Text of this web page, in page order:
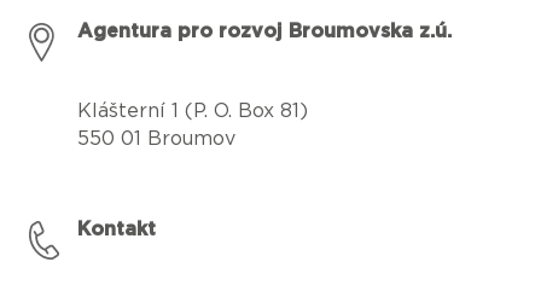
Agentura pro rozvoj Broumovska z.ú.
Klášterní 1 (P. O. Box 81)
550 01 Broumov
Kontakt